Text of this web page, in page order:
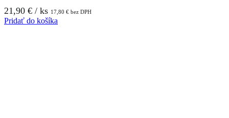
21,90 € / ks 17,80 € bez DPH
Pridať do košíka